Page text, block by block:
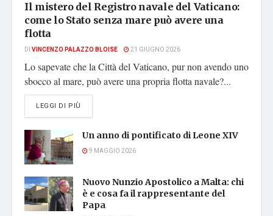
Il mistero del Registro navale del Vaticano:
come lo Stato senza mare può avere una
flotta
DI VINCENZO PALAZZO BLOISE 21 GIUGNO 2026
Lo sapevate che la Città del Vaticano, pur non avendo uno
sbocco al mare, può avere una propria flotta navale?...
LEGGI DI PIÙ
Un anno di pontificato di Leone XIV
9 MAGGIO 2026
Nuovo Nunzio Apostolico a Malta: chi
è e cosa fa il rappresentante del
Papa